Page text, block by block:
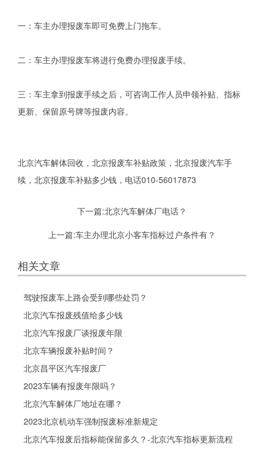
一：车主办理报废车即可免费上门拖车。
二：车主办理报废车将进行免费办理报废手续。
三：车主拿到报废手续之后，可咨询工作人员申领补贴、指标
更新、保留原号牌等报废内容。
北京汽车解体回收，北京报废车补贴政策，北京报废汽车手
续，北京报废车补贴多少钱，电话010-56017873
下一篇:北京汽车解体厂电话？
上一篇:车主办理北京小客车指标过户条件有？
相关文章
驾驶报废车上路会受到哪些处罚？
北京汽车报废残值给多少钱
北京汽车报废厂谈报废年限
北京车辆报废补贴时间？
北京昌平区汽车报废厂
2023车辆有报废年限吗？
北京汽车解体厂地址在哪？
2023北京机动车强制报废标准新规定
北京汽车报废后指标能保留多久？-北京汽车指标更新流程